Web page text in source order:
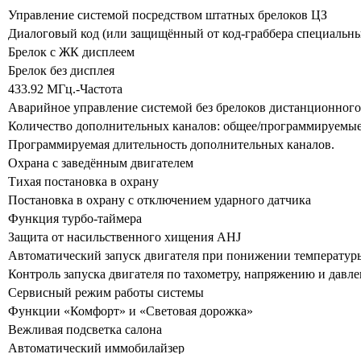
Управление системой посредством штатных брелоков ЦЗ
Диалоговый код (или защищённый от код-граббера
Брелок с ЖК дисплеем
Брелок без дисплея
433.92 МГц.-Частота
Аварийное управление системой без брелоков
Количество дополнительных каналов: общее/
Программируемая длительность дополнительных каналов.
Охрана с заведённым двигателем
Тихая постановка в охрану
Постановка в охрану с отключением ударного датчика
Функция турбо-таймера
Защита от насильственного хищения AHJ
Автоматический запуск двигателя при понижении
Контроль запуска двигателя по тахометру, напряжению и
Сервисный режим работы системы
Функции «Комфорт» и «Световая дорожка»
Вежливая подсветка салона
Автоматический иммобилайзер